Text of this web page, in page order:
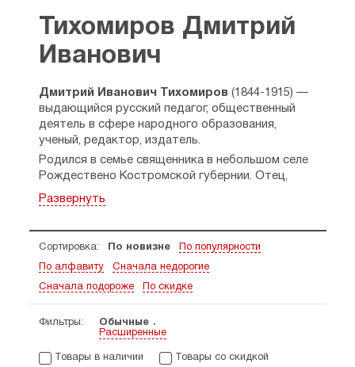
Тихомиров Дмитрий
Иванович
Дмитрий Иванович Тихомиров (1844-1915) —
выдающийся русский педагог, общественный
деятель в сфере народного образования,
ученый, редактор, издатель.
Родился в семье священника в небольшом селе
Рождествено Костромской губернии. Отец,
собрав последние средства, отправил его
на обучение в духовную семинарию в Костроме.
в Санкт-Петербург, где он оканчил
двухгодичные учительские курсы, а затем
продолжил обучение в Московской учительской
семинарии. В 1866 году он стал работать
педагогом при семинарии. В этой должности
Дмитрий Иванович Тихомиров трудился
на протяжении 10 лет.
Развернуть
Сортировка: По новизне По популярности
По алфавиту Сначала недорогие
Сначала подороже По скидке
Фильтры:
Обычные
Расширенные
Товары в наличии Товары со скидкой